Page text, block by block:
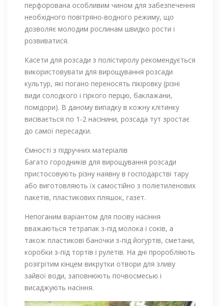
перфорована особливим чином для забезпечення
необхідного повітряно-водного режиму, що
дозволяє молодим рослинам швидко рости і
розвиватися.
Касети для розсади з полістиролу рекомендується
використовувати для вирощування розсади
культур, які погано переносять пікіровку (різні
види солодкого і гіркого перцю, баклажани,
помідори). В даному випадку в кожну клітинку
висівається по 1-2 насінини, розсада тут зростає
до самої пересадки.
Ємності з підручних матеріалів
Багато городників для вирощування розсади
пристосовують різну наявну в господарстві тару
або виготовляють їх самостійно з поліетиленових
пакетів, пластикових пляшок, газет.
Непоганим варіантом для посіву насіння
вважаються тетрапак з-під молока і соків, а
також пластикові баночки з-під йогуртів, сметани,
коробки з-під тортів і рулетів. На дні проробляють
розігрітим кінцем викрутки отвори для зливу
зайвої води, заповнюють почвосмесью і
висаджують насіння.